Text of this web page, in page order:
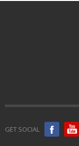
GET SOCIAL